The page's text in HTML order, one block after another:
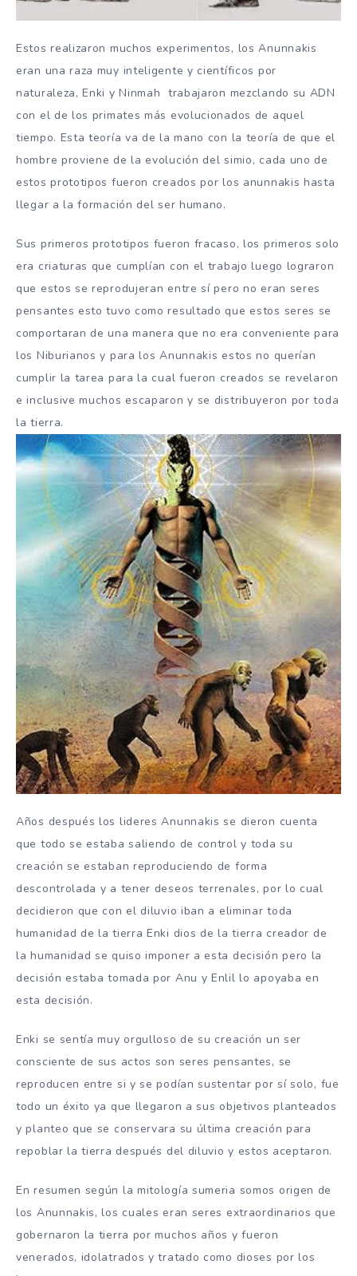
Estos realizaron muchos experimentos, los Anunnakis
eran una raza muy inteligente y científicos por
naturaleza, Enki y Ninmah trabajaron mezclando su ADN
con el de los primates más evolucionados de aquel
tiempo. Esta teoría va de la mano con la teoría de que el
hombre proviene de la evolución del simio, cada uno de
estos prototipos fueron creados por los anunnakis hasta
llegar a la formación del ser humano.
Sus primeros prototipos fueron fracaso, los primeros solo
era criaturas que cumplían con el trabajo luego lograron
que estos se reprodujeran entre sí pero no eran seres
pensantes esto tuvo como resultado que estos seres se
comportaran de una manera que no era conveniente para
los Niburianos y para los Anunnakis estos no querían
cumplir la tarea para la cual fueron creados se revelaron
e inclusive muchos escaparon y se distribuyeron por toda
la tierra.
Años después los lideres Anunnakis se dieron cuenta
que todo se estaba saliendo de control y toda su
creación se estaban reproduciendo de forma
descontrolada y a tener deseos terrenales, por lo cual
decidieron que con el diluvio iban a eliminar toda
humanidad de la tierra Enki dios de la tierra creador de
la humanidad se quiso imponer a esta decisión pero la
decisión estaba tomada por Anu y Enlil lo apoyaba en
esta decisión.
Enki se sentía muy orgulloso de su creación un ser
consciente de sus actos son seres pensantes, se
reproducen entre si y se podían sustentar por sí solo, fue
todo un éxito ya que llegaron a sus objetivos planteados
y planteo que se conservara su última creación para
repoblar la tierra después del diluvio y estos aceptaron.
En resumen según la mitología sumeria somos origen de
los Anunnakis, los cuales eran seres extraordinarios que
gobernaron la tierra por muchos años y fueron
venerados, idolatrados y tratado como dioses por los